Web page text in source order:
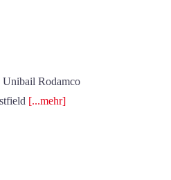
Unibail Rodamco
[...mehr]